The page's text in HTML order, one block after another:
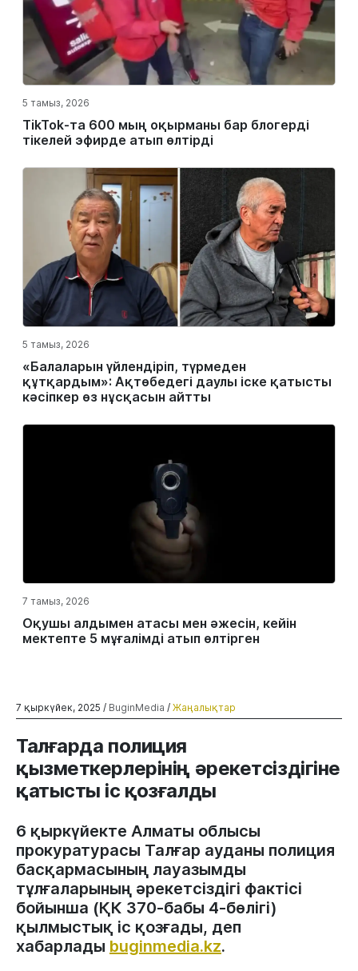
5 тамыз, 2026
TikTok-та 600 мың оқырманы бар блогерді
тікелей эфирде атып өлтірді
5 тамыз, 2026
«Балаларын үйлендіріп, түрмеден
құтқардым»: Ақтөбедегі даулы іске қатысты
кәсіпкер өз нұсқасын айтты
7 тамыз, 2026
Оқушы алдымен атасы мен әжесін, кейін
мектепте 5 мұғалімді атып өлтірген
7 қыркүйек, 2025 / BuginMedia / Жаңалықтар
Талғарда полиция
қызметкерлерінің әрекетсіздігіне
қатысты іс қозғалды
6 қыркүйекте Алматы облысы
прокуратурасы Талғар ауданы полиция
басқармасының лауазымды
тұлғаларының әрекетсіздігі фактісі
бойынша (ҚК 370-бабы 4-бөлігі)
қылмыстық іс қозғады, деп
хабарлады buginmedia.kz.